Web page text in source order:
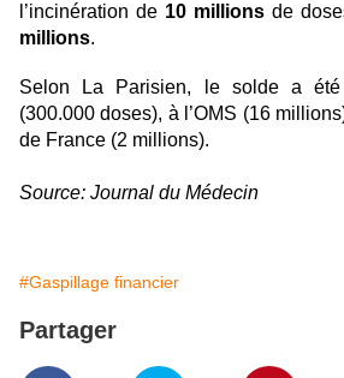
l’incinération de 10 millionsde
millions.
Selon La Parisien, le solde a
(300.000 doses), à l’OMS (16
de France (2 millions).
Source: Journal du Médecin
#Gaspillage financier
Partager